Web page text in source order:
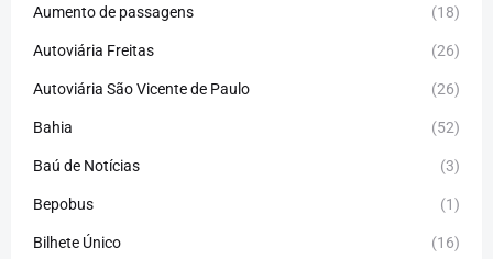
Aumento de passagens (18)
Autoviária Freitas (26)
Autoviária São Vicente de Paulo (26)
Bahia (52)
Baú de Notícias (3)
Bepobus (1)
Bilhete Único (16)